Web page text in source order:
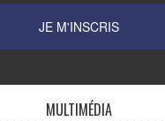
MULTIMÉDIA